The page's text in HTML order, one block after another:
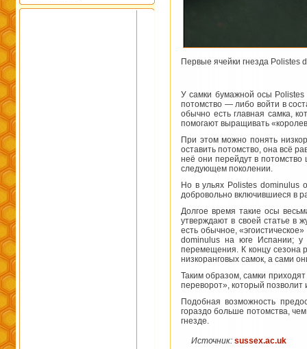
Первые ячейки гнезда Polistes
У самки бумажной осы Polistes
потомство — либо войти в
обычно есть главная самка,
помогают выращивать
При этом можно понять
оставить потомство, она всё
неё они перейдут в потомство
следующем поколении.
Но в ульях Polistes dominulus
добровольно включившиеся в
Долгое время такие осы
утверждают в своей статье в
есть обычное,
dominulus на юге Испании; у
перемещения. К концу сезона
низкоранговых самок, а сами
Таким образом, самки
переворот», который позволит
Подобная возможность
гораздо больше потомства,
гнезде.
Источник: sussex.ac.uk